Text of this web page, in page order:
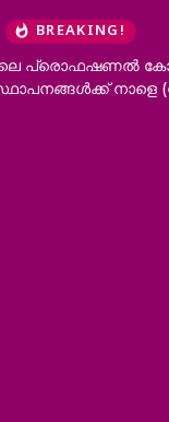
BREAKING!
പ്രൊഫഷണൽ
നാളെ